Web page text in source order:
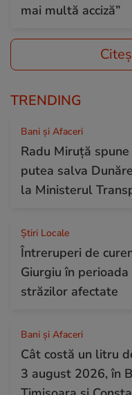
mai multă acciză”
TRENDING
Bani și Afaceri
Radu Miruță
putea salva
la Ministerul
Știri Locale
Întreruperi de
Giurgiu în
străzilor afectate
Bani și Afaceri
Cât costă un litru
3 august 2026, în